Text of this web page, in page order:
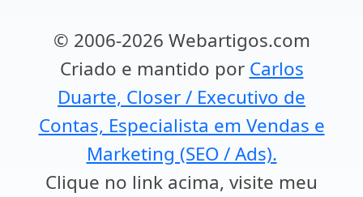
© 2006-2026 Webartigos.com
Criado e mantido por Carlos
Duarte, Closer / Executivo de
Contas, Especialista em Vendas e
Marketing (SEO / Ads).
Clique no link acima, visite meu